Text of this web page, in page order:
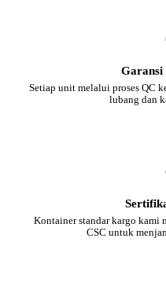
Garansi
Setiap unit melalui proses QC
lubang dan
Kontainer standar kargo kami
CSC untuk